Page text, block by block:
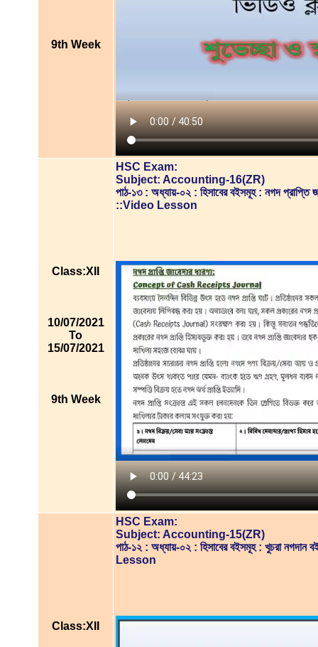
9th Week
Class:XII
10/07/2021
To
15/07/2021
9th Week
HSC Exam:
Subject: Accounting-16(ZR)
পাঠ-১৩ : অধ্যায়-০২ : হিসাবের বইসমূহ : নগদ প্রাপ্তি
::Video Lesson
Class:XII
HSC Exam:
Subject: Accounting-15(ZR)
পাঠ-১২ : অধ্যায়-০২ : হিসাবের বইসমূহ : খুচরা নগদান
Lesson